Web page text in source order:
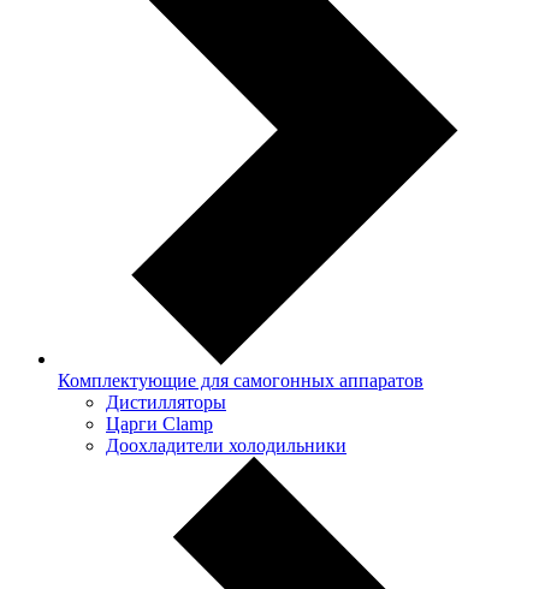
Комплектующие для самогонных аппаратов
Дистилляторы
Царги Clamp
Доохладители холодильники